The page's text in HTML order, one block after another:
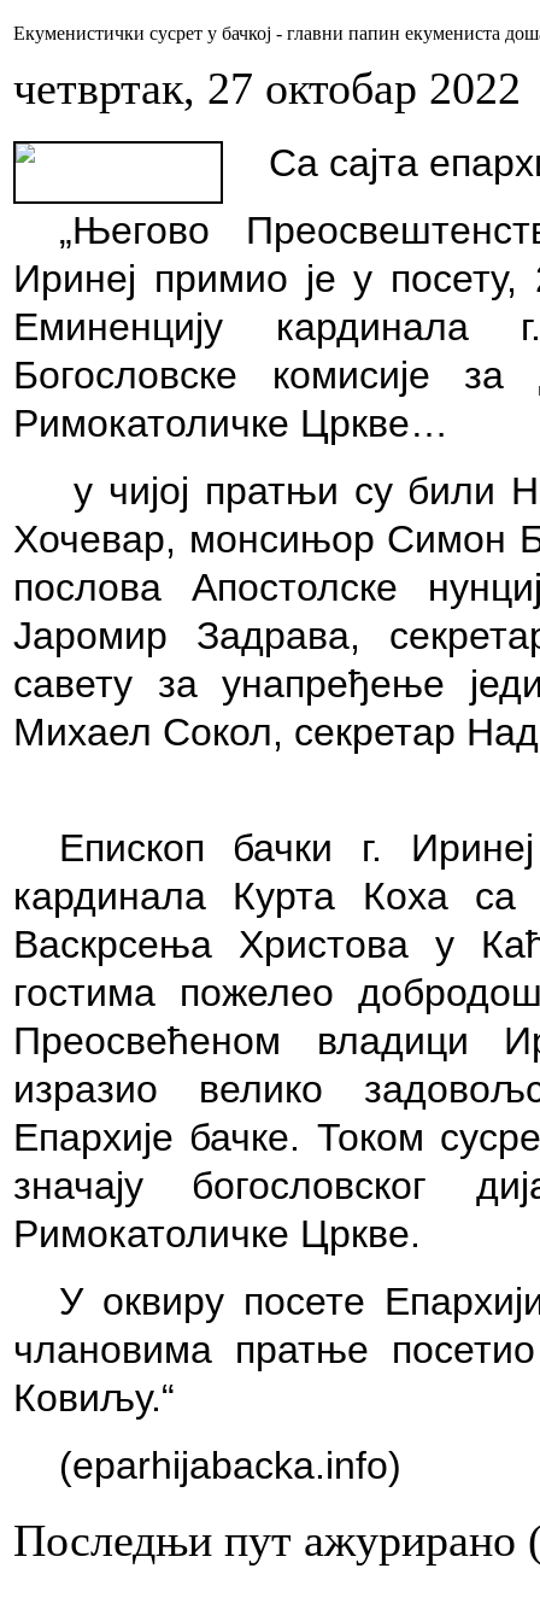
Екуменистички сусрет у бачкој - главни папин екумениста
четвртак, 27 октобар 2022
Са сајта
„Његово
Иринеј примио је у
Еминенцију кардинала
Богословске комисије
Римокатоличке Цркве…
у чијој пратњи су били
Хочевар, монсињор Симон
послова Апостолске
Јаромир Задрава,
савету за унапређење
Михаел Сокол, секретар
Епископ бачки г.
кардинала Курта Коха
Васкрсења Христова у
гостима пожелео
Преосвећеном владици
изразио велико
Епархије бачке. Током
значају богословског
Римокатоличке Цркве.
У оквиру посете
члановима пратње
Ковиљу.“
(eparhijabacka.info)
Последњи пут ажурирано